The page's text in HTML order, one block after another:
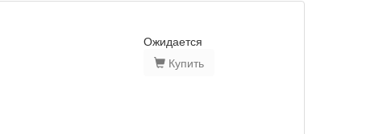
Ожидается
Купить